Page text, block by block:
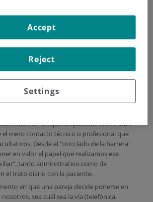
en los que los pacientes necesitan
el mero contacto técnico o profesional que
Desde el "otro lado de la barrera"
en valor el papel que realizamos ese
tanto administrativo como de
el trato diario con la paciente.
en que una pareja decide ponerse en
sea cuál sea la vía (telefónica,
Settings
Reject
Accept